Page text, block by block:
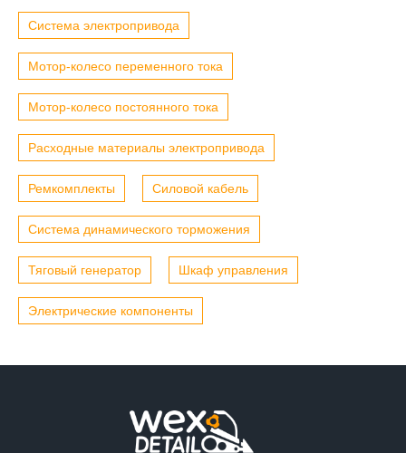
Система электропривода
Мотор-колесо переменного тока
Мотор-колесо постоянного тока
Расходные материалы электропривода
Ремкомплекты Силовой кабель
Система динамического торможения
Тяговый генератор Шкаф управления
Электрические компоненты